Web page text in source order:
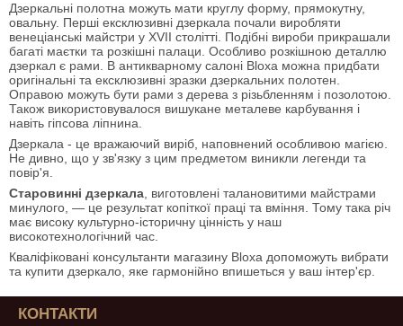
Дзеркальні полотна можуть мати круглу форму, прямокутну,
овальну. Перші ексклюзивні дзеркала почали виробляти
венеціанські майстри у XVII столітті. Подібні вироби прикрашали
багаті маєтки та розкішні палаци. Особливо розкішною деталлю
дзеркал є рами. В антикварному салоні Bloxa можна придбати
оригінальні та ексклюзивні зразки дзеркальних полотен.
Оправою можуть бути рами з дерева з різьбленням і позолотою.
Також використовувалося вишукане металеве карбування і
навіть гіпсова ліпнина.
Дзеркала - це вражаючий виріб, наповнений особливою магією.
Не дивно, що у зв'язку з цим предметом виникли легенди та
повір'я.
Старовинні дзеркала, виготовлені талановитими майстрами
минулого, — це результат копіткої праці та вміння. Тому така річ
має високу культурно-історичну цінність у наш
високотехнологічний час.
Кваліфіковані консультанти магазину Bloxa допоможуть вибрати
та купити дзеркало, яке гармонійно впишеться у ваш інтер'єр.
КОНТАКТИ